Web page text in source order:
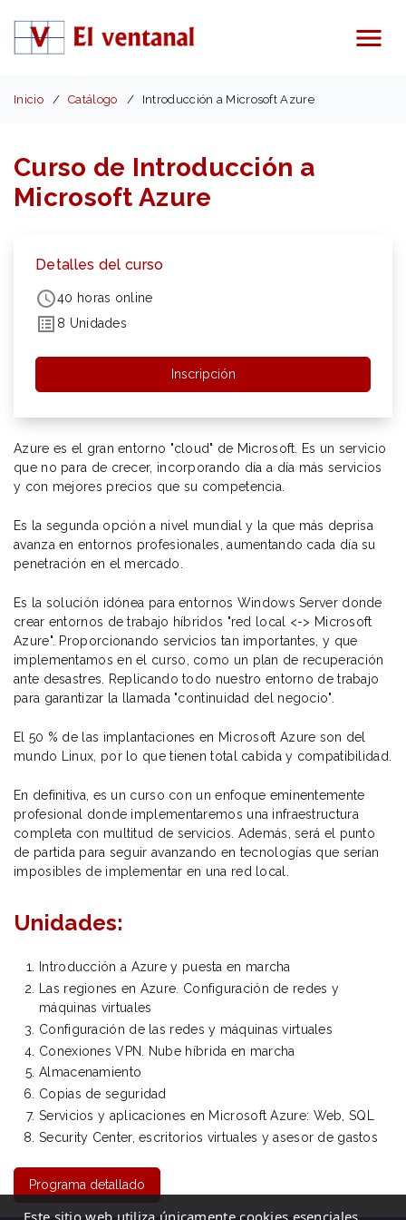
Menú
Inicio Catálogo Introducción a Microsoft Azure
Curso de Introducción a
Microsoft Azure
Detalles del curso
40 horas online
8 Unidades
Inscripción
Azure es el gran entorno "cloud" de Microsoft. Es un servicio
que no para de crecer, incorporando día a día más servicios
y con mejores precios que su competencia.
Es la segunda opción a nivel mundial y la que más deprisa
avanza en entornos profesionales, aumentando cada día su
penetración en el mercado.
Es la solución idónea para entornos Windows Server donde
crear entornos de trabajo híbridos "red local <-> Microsoft
Azure". Proporcionando servicios tan importantes, y que
implementamos en el curso, como un plan de recuperación
ante desastres. Replicando todo nuestro entorno de trabajo
para garantizar la llamada "continuidad del negocio".
El 50 % de las implantaciones en Microsoft Azure son del
mundo Linux, por lo que tienen total cabida y compatibilidad.
En definitiva, es un curso con un enfoque eminentemente
profesional donde implementaremos una infraestructura
completa con multitud de servicios. Además, será el punto
de partida para seguir avanzando en tecnologías que serían
imposibles de implementar en una red local.
Unidades:
Introducción a Azure y puesta en marcha
Las regiones en Azure. Configuración de redes y
máquinas virtuales
Configuración de las redes y máquinas virtuales
Conexiones VPN. Nube híbrida en marcha
Almacenamiento
Copias de seguridad
Servicios y aplicaciones en Microsoft Azure: Web, SQL
Security Center, escritorios virtuales y asesor de gastos
Programa detallado
Este sitio web utiliza únicamente cookies esenciales